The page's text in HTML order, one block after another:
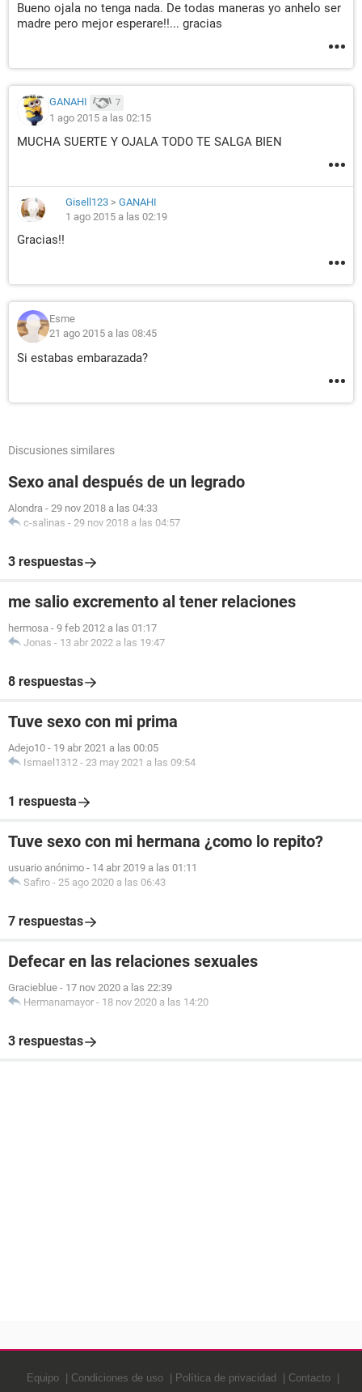
Bueno ojala no tenga nada. De todas maneras yo anhelo ser
madre pero mejor esperare!!... gracias
GANAHI 7
1 ago 2015 a las 02:15
MUCHA SUERTE Y OJALA TODO TE SALGA BIEN
Gisell123 > GANAHI
1 ago 2015 a las 02:19
Gracias!!
Esme
21 ago 2015 a las 08:45
Si estabas embarazada?
Discusiones similares
Sexo anal después de un legrado
Alondra - 29 nov 2018 a las 04:33
c-salinas - 29 nov 2018 a las 04:57
3 respuestas
me salio excremento al tener relaciones
hermosa - 9 feb 2012 a las 01:17
Jonas - 13 abr 2022 a las 19:47
8 respuestas
Tuve sexo con mi prima
Adejo10 - 19 abr 2021 a las 00:05
Ismael1312 - 23 may 2021 a las 09:54
1 respuesta
Tuve sexo con mi hermana ¿como lo repito?
usuario anónimo - 14 abr 2019 a las 01:11
Safiro - 25 ago 2020 a las 06:43
7 respuestas
Defecar en las relaciones sexuales
Gracieblue - 17 nov 2020 a las 22:39
Hermanamayor - 18 nov 2020 a las 14:20
3 respuestas
Equipo Condiciones de uso Política de privacidad Contacto